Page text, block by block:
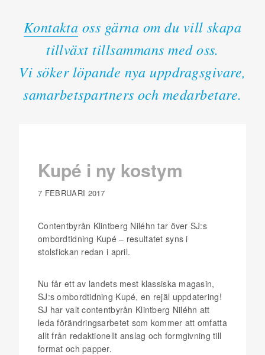
Kontakta oss gärna om du vill skapa
tillväxt tillsammans med oss.
Vi söker löpande nya uppdragsgivare,
samarbetspartners och medarbetare.
Kupé i ny kostym
7 FEBRUARI 2017
Contentbyrån Klintberg Niléhn tar över SJ:s
ombordtidning Kupé – resultatet syns i
stolsfickan redan i april.
Nu får ett av landets mest klassiska magasin,
SJ:s ombordtidning Kupé, en rejäl uppdatering!
SJ har valt contentbyrån Klintberg Niléhn att
leda förändringsarbetet som kommer att omfatta
allt från redaktionellt anslag och formgivning till
format och papper.